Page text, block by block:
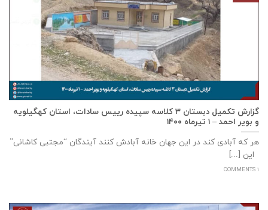
گزارش تکمیل دبستان ۳ کلاسه سپيده رييس سادات، استان كهگيلويه
و بوير احمد – ۱ تیرماه ۱۴۰۰
هر که آبادی کند در این جهان خانه آبادش کنند آیندگان “مجتبی کاشانی”
این [...]
1 COMMENTS